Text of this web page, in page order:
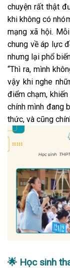
chuyện rất thật
khi không có
mạng xã hội.
chung về áp lực
nhưng lại phổ
“Thì ra, mình
vậy khi nghe
điểm chạm,
chính mình đang
thức, và cũng
🌟 Học sinh